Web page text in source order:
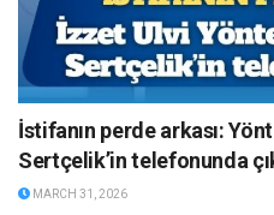
İstifanın perde arkası:
Sertçelik’in telefonunda
MARCH 31, 2026